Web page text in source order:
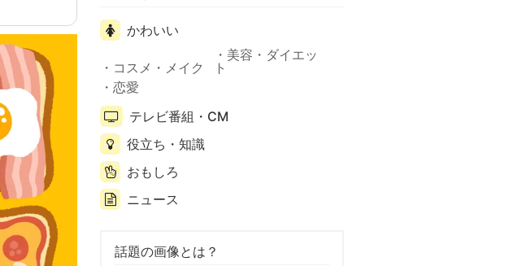
かわいい
コスメ・メイク
美容・ダイエッ
ト
恋愛
テレビ番組・CM
役立ち・知識
おもしろ
ニュース
話題の画像とは？